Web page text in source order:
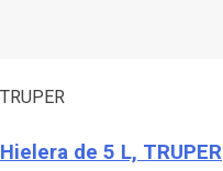
TRUPER
Hielera de 5 L, TRUPER